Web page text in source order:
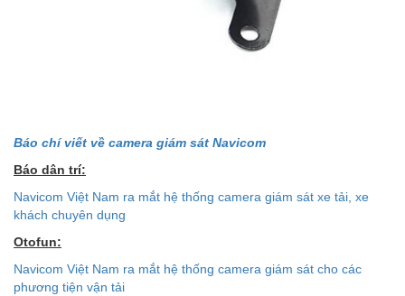
Báo chí viết về camera giám sát Navicom
Báo dân trí:
Navicom Việt Nam ra mắt hệ thống camera giám sát xe tải, xe
khách chuyên dụng
Otofun:
Navicom Việt Nam ra mắt hệ thống camera giám sát cho các
phương tiện vận tải